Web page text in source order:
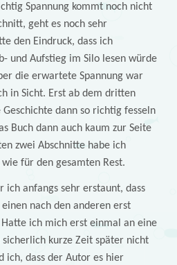
Spannung kommt noch nicht
geht es noch sehr
den Eindruck, dass ich
und Aufstieg im Silo lesen würde
die erwartete Spannung war
in Sicht. Erst ab dem dritten
dann so richtig fesseln
Buch dann auch kaum zur Seite
zwei Abschnitte habe ich
für den gesamten Rest.
ich anfangs sehr erstaunt, dass
nach den anderen erst
ich mich erst einmal an eine
kurze Zeit später nicht
ich, dass der Autor es hier